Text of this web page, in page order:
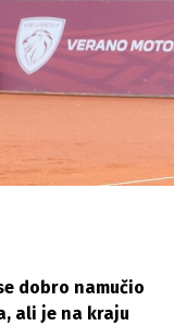
dobro namučio
ali je na kraju